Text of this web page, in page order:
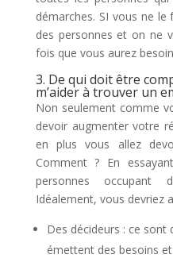
démarches. SI vous ne
des personnes et on ne
fois que vous aurez
3. De qui doit être
m’aider à trouver un
Non seulement comme
devoir augmenter votre
en plus vous allez
Comment ? En
personnes occupant
Idéalement, vous devriez
Des décideurs : ce sont
émettent des besoins